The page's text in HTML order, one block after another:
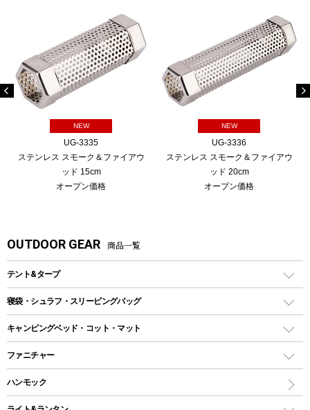
NEW
UG-3335
ステンレス スモーク＆ファイアウ
ッド 15cm
オープン価格
NEW
UG-3336
ステンレス スモーク＆ファイアウ
ッド 20cm
オープン価格
OUTDOOR GEAR 商品一覧
テント&タープ
テント
ツールームテント
ワンポールテント
シェルターテント
寝袋・シュラフ・スリーピングバッグ
レクタングラー型（封筒型）シュラフ
インナーシュラフ
キャンピングベッド・コット・マット
キャンピングベッド・コット
インフレータブルマット
ファニチャー
アウトドアテーブル
ハンモック